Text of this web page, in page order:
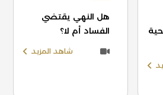
هل النهي يقتضي
الفساد أم لا؟
شاهد المزيد